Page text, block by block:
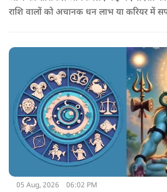
राशि वालों को अचानक धन लाभ या करियर में
सकता है.
05 Aug, 2026 06:02 PM